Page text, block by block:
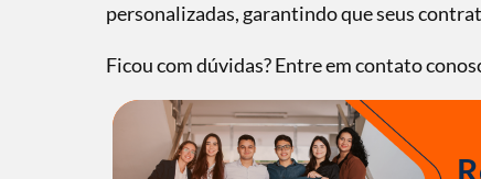
personalizadas, garantindo que seus
Ficou com dúvidas? Entre em contato